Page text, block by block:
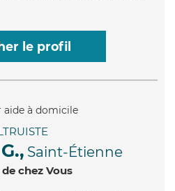
le profil
Saint-Étienne
chez Vous